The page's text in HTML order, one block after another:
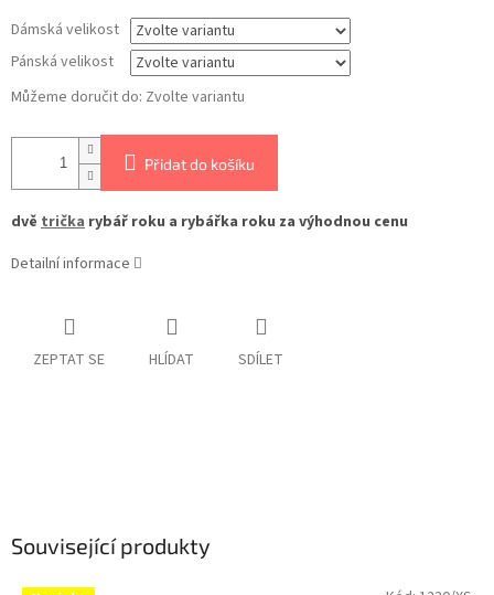
Dámská velikost
Pánská velikost
Můžeme doručit do: Zvolte variantu
Přidat do košíku
dvě trička rybář roku a rybářka roku za výhodnou cenu
Detailní informace
ZEPTAT SE HLÍDAT SDÍLET
Související produkty